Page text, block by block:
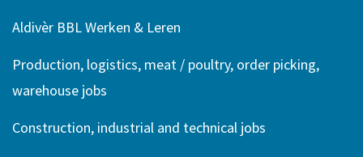
Aldivèr BBL Werken & Leren
Production, logistics, meat / poultry, order picking,
warehouse jobs
Construction, industrial and technical jobs